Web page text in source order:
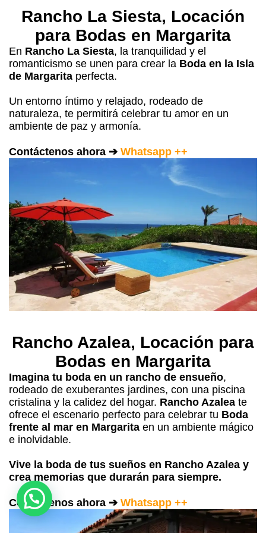
Rancho La Siesta, Locación
para Bodas en Margarita
En Rancho La Siesta, la tranquilidad y el
romanticismo se unen para crear la Boda en la Isla
de Margarita perfecta.
Un entorno íntimo y relajado, rodeado de
naturaleza, te permitirá celebrar tu amor en un
ambiente de paz y armonía.
Contáctenos ahora ➔ Whatsapp ++
Rancho Azalea, Locación para
Bodas en Margarita
Imagina tu boda en un rancho de ensueño,
rodeado de exuberantes jardines, con una piscina
cristalina y la calidez del hogar. Rancho Azalea te
ofrece el escenario perfecto para celebrar tu Boda
frente al mar en Margarita en un ambiente mágico
e inolvidable.
Vive la boda de tus sueños en Rancho Azalea y
crea memorias que durarán para siempre.
Contáctenos ahora ➔ Whatsapp ++